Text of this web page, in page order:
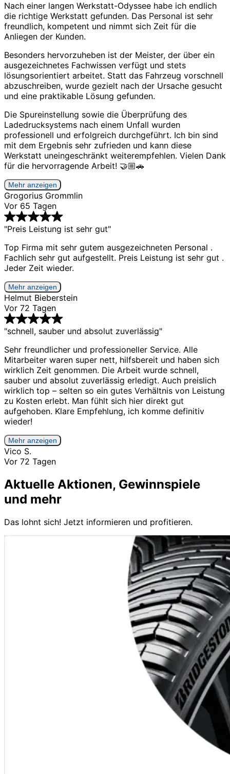
Nach einer langen Werkstatt-Odyssee habe ich endlich
die richtige Werkstatt gefunden. Das Personal ist sehr
freundlich, kompetent und nimmt sich Zeit für die
Anliegen der Kunden.
Besonders hervorzuheben ist der Meister, der über ein
ausgezeichnetes Fachwissen verfügt und stets
lösungsorientiert arbeitet. Statt das Fahrzeug vorschnell
abzuschreiben, wurde gezielt nach der Ursache gesucht
und eine praktikable Lösung gefunden.
Die Spureinstellung sowie die Überprüfung des
Ladedrucksystems nach einem Unfall wurden
professionell und erfolgreich durchgeführt. Ich bin sind
mit dem Ergebnis sehr zufrieden und kann diese
Werkstatt uneingeschränkt weiterempfehlen. Vielen Dank
für die hervorragende Arbeit! 🤝🏼🚗
Mehr anzeigen
Grogorius Grommlin
Vor 65 Tagen
"Preis Leistung ist sehr gut"
Top Firma mit sehr gutem ausgezeichneten Personal .
Fachlich sehr gut aufgestellt. Preis Leistung ist sehr gut .
Jeder Zeit wieder.
Mehr anzeigen
Helmut Bieberstein
Vor 72 Tagen
"schnell, sauber und absolut zuverlässig"
Sehr freundlicher und professioneller Service. Alle
Mitarbeiter waren super nett, hilfsbereit und haben sich
wirklich Zeit genommen. Die Arbeit wurde schnell,
sauber und absolut zuverlässig erledigt. Auch preislich
wirklich top – selten so ein gutes Verhältnis von Leistung
zu Kosten erlebt. Man fühlt sich hier direkt gut
aufgehoben. Klare Empfehlung, ich komme definitiv
wieder!
Mehr anzeigen
Vico S.
Vor 72 Tagen
Aktuelle Aktionen, Gewinnspiele
und mehr
Das lohnt sich! Jetzt informieren und profitieren.